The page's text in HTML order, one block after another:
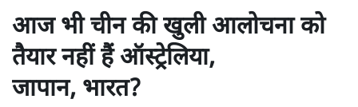
आज भी चीन की खुली आलोचना को
तैयार नहीं हैं ऑस्ट्रेलिया,
जापान, भारत?